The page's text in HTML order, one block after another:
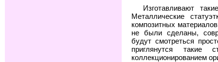
Изготавливают
Металлические
композитных
не были сделаны,
будут смотреться
приглянутся такие
коллекционированием